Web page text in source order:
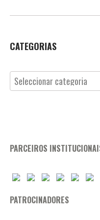
CATEGORIAS
Categorias
PARCEIROS
PATROCINADORES